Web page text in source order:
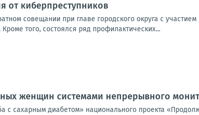
от киберпреступников
совещании при главе городского округа с участием
того, состоялся ряд профилактических...
женщин системами непрерывного
сахарным диабетом» национального проекта